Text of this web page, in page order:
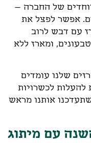
של החברה –
אפשר לפצל את
עם דבש לרוב
ומארז ללא
שלנו עומדים
להעלות לכשרויות
אותנו מראש
עם מיתוג